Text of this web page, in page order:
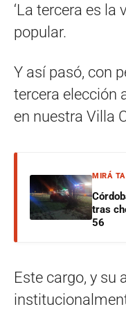
‘La tercera es la
popular.
Y así pasó, con
tercera elección
en nuestra Villa
MIRÁ
tras
56
Este cargo, y su